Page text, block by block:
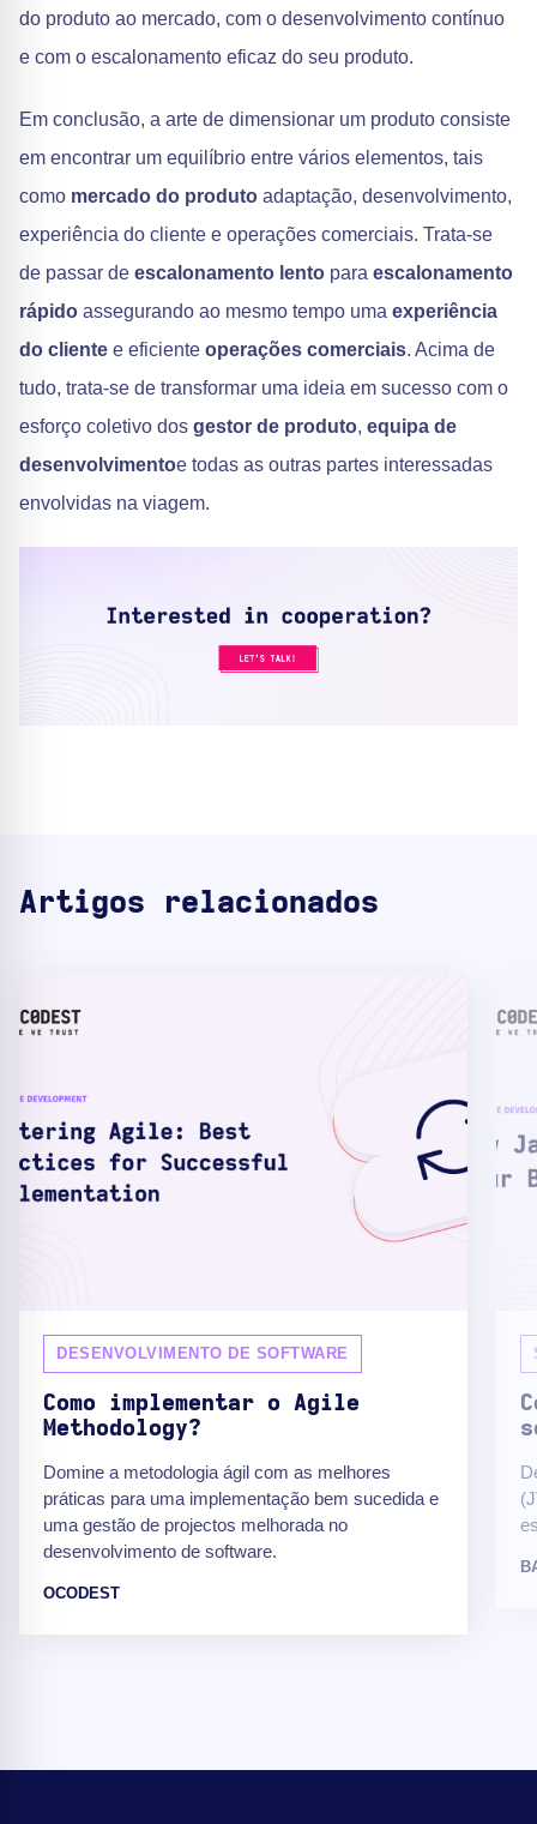
do produto ao mercado, com o desenvolvimento contínuo
e com o escalonamento eficaz do seu produto.
Em conclusão, a arte de dimensionar um produto consiste
em encontrar um equilíbrio entre vários elementos, tais
como mercado do produto adaptação, desenvolvimento,
experiência do cliente e operações comerciais. Trata-se
de passar de escalonamento lento para escalonamento
rápido assegurando ao mesmo tempo uma experiência
do cliente e eficiente operações comerciais. Acima de
tudo, trata-se de transformar uma ideia em sucesso com o
esforço coletivo dos gestor de produto, equipa de
desenvolvimentoe todas as outras partes interessadas
envolvidas na viagem.
Artigos relacionados
DESENVOLVIMENTO DE SOFTWARE
Como implementar o Agile
Methodology?
Domine a metodologia ágil com as melhores
práticas para uma implementação bem sucedida e
uma gestão de projectos melhorada no
desenvolvimento de software.
OCODEST